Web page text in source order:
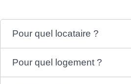
Pour quel locataire ?
Pour quel logement ?